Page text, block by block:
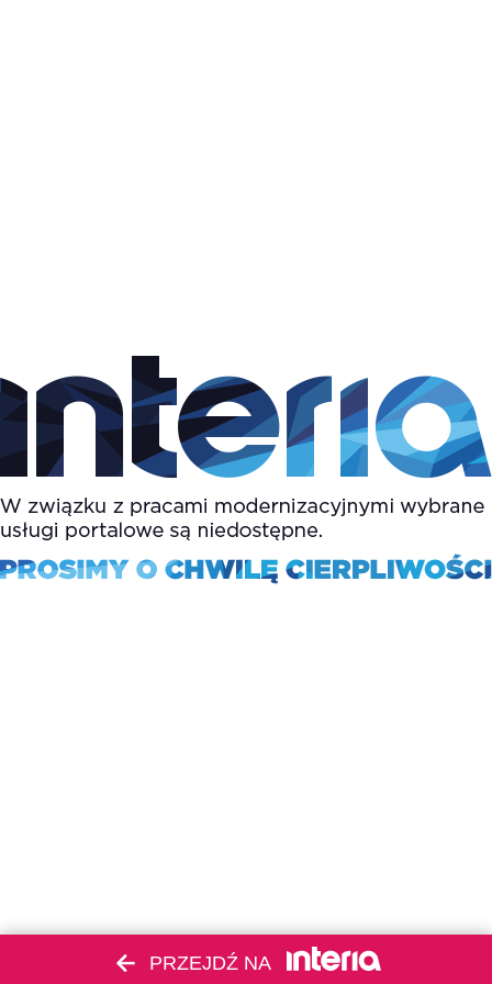
PRZEJDŹ NA